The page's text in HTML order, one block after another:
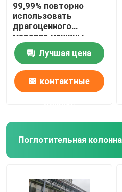
99,99% повторно
использовать
драгоценного
металла машины
электролиза серебра
особой чистоты
Лучшая цена
контактные
Поглотительная